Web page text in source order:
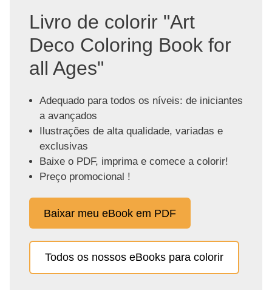
Livro de colorir "Art
Deco Coloring Book for
all Ages"
Adequado para todos os níveis: de iniciantes
a avançados
Ilustrações de alta qualidade, variadas e
exclusivas
Baixe o PDF, imprima e comece a colorir!
Preço promocional !
Baixar meu eBook em PDF
Todos os nossos eBooks para colorir